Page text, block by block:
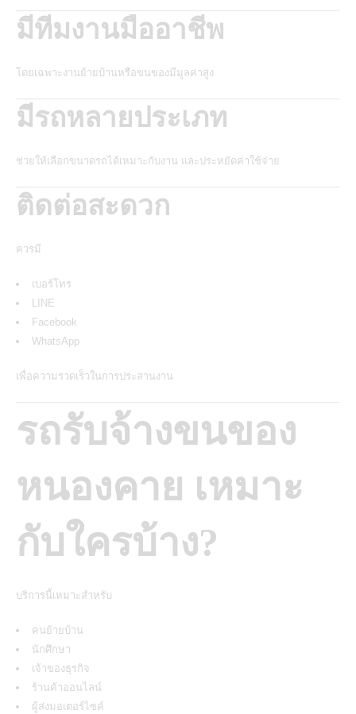
มีทีมงานมืออาชีพ
โดยเฉพาะงานย้ายบ้านหรือขนของมีมูลค่าสูง
มีรถหลายประเภท
ช่วยให้เลือกขนาดรถได้เหมาะกับงาน และประหยัดค่าใช้จ่าย
ติดต่อสะดวก
ควรมี
เบอร์โทร
LINE
Facebook
WhatsApp
เพื่อความรวดเร็วในการประสานงาน
รถรับจ้างขนของ
หนองคาย เหมาะ
กับใครบ้าง?
บริการนี้เหมาะสำหรับ
คนย้ายบ้าน
นักศึกษา
เจ้าของธุรกิจ
ร้านค้าออนไลน์
ผู้ส่งมอเตอร์ไซค์